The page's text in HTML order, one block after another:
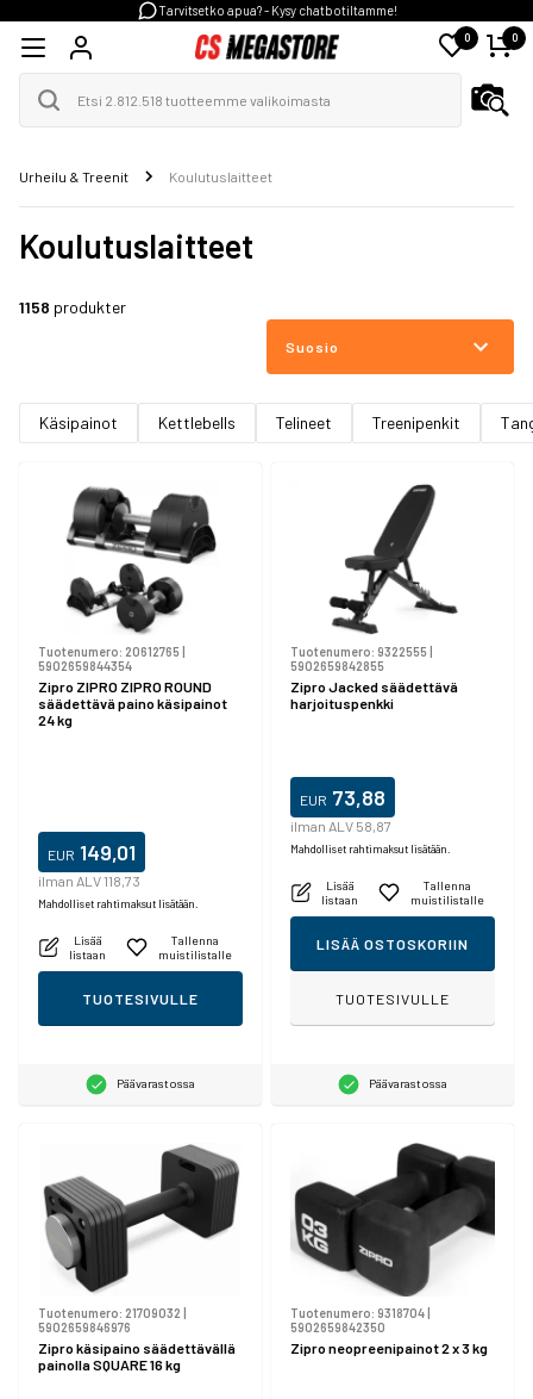
Tarvitsetko apua? - Kysy chatbotiltamme!
0 0
Urheilu & Treenit Koulutuslaitteet
Koulutuslaitteet
1158 produkter
Suosio
Käsipainot Kettlebells Telineet Treenipenkit
Tuotenumero: 20612765|
5902659844354
Zipro ZIPRO ZIPRO ROUND
säädettävä paino käsipainot
24 kg
EUR 149,01
ilman ALV 118,73
Mahdolliset rahtimaksut lisätään.
Lisää
listaan
Tallenna
muistilistalle
TUOTESIVULLE
Päävarastossa
Tuotenumero: 9322555|
5902659842855
Zipro Jacked säädettävä
harjoituspenkki
EUR 73,88
ilman ALV 58,87
Mahdolliset rahtimaksut lisätään.
Lisää
listaan
Tallenna
muistilistalle
LISÄÄ OSTOSKORIIN
TUOTESIVULLE
Päävarastossa
Tuotenumero: 21709032 |
5902659846976
Zipro käsipaino säädettävällä
painolla SQUARE 16 kg
Tuotenumero: 9318704|
5902659842350
Zipro neopreenipainot 2 x 3 kg